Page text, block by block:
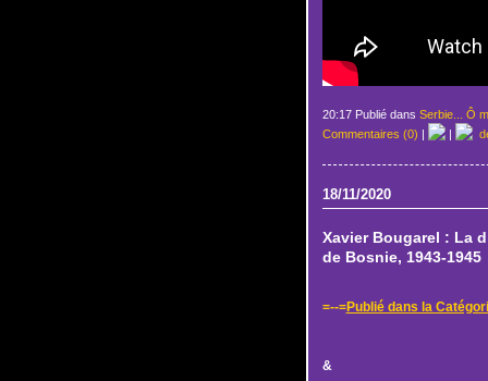
20:17 Publié dans Serbie... Ô
Commentaires (0) | |
18/11/2020
Xavier Bougarel : La
de Bosnie, 1943-1945
=--=Publié dans la
&